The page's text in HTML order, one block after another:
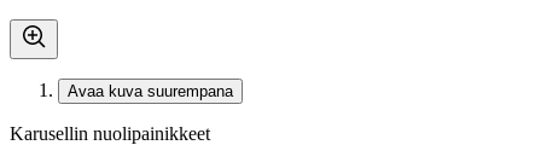
Avaa kuva suurempana
Karusellin nuolipainikkeet